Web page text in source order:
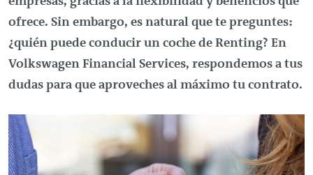
ofrece. Sin embargo, es natural que te preguntes:
¿quién puede conducir un coche deRenting? En
Volkswagen Financial Services, respondemos a tus
dudas para que aproveches al máximo tu contrato.